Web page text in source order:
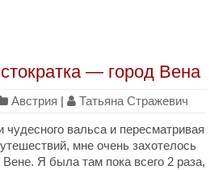
— город Вена
Австрия | Татьяна Стражевич
вальса и пересматривая
мне очень захотелось
Вене. Я была там пока всего 2 раза,